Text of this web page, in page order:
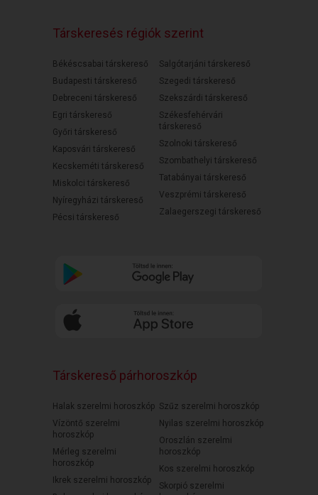
Társkeresés régiók szerint
Békéscsabai társkereső
Budapesti társkereső
Debreceni társkereső
Egri társkereső
Győri társkereső
Kaposvári társkereső
Kecskeméti társkereső
Miskolci társkereső
Nyíregyházi társkereső
Pécsi társkereső
Salgótarjáni társkereső
Szegedi társkereső
Szekszárdi társkereső
Székesfehérvári
társkereső
Szolnoki társkereső
Szombathelyi társkereső
Tatabányai társkereső
Veszprémi társkereső
Zalaegerszegi társkereső
Társkereső párhoroszkóp
Halak szerelmi horoszkóp
Vízöntő szerelmi
horoszkóp
Mérleg szerelmi
horoszkóp
Ikrek szerelmi horoszkóp
Szűz szerelmi horoszkóp
Nyilas szerelmi horoszkóp
Oroszlán szerelmi
horoszkóp
Kos szerelmi horoszkóp
Skorpió szerelmi